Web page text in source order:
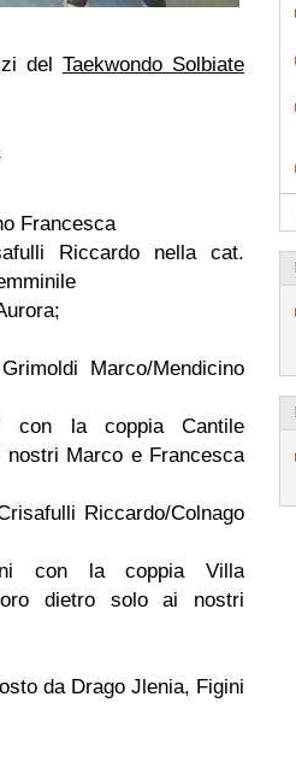
del Taekwondo Solbiate
Francesca
Riccardo nella cat.
Marco/Mendicino
con la coppia Cantile
Marco e Francesca
Riccardo/Colnago
con la coppia Villa
dietro solo ai nostri
da Drago Jlenia, Figini